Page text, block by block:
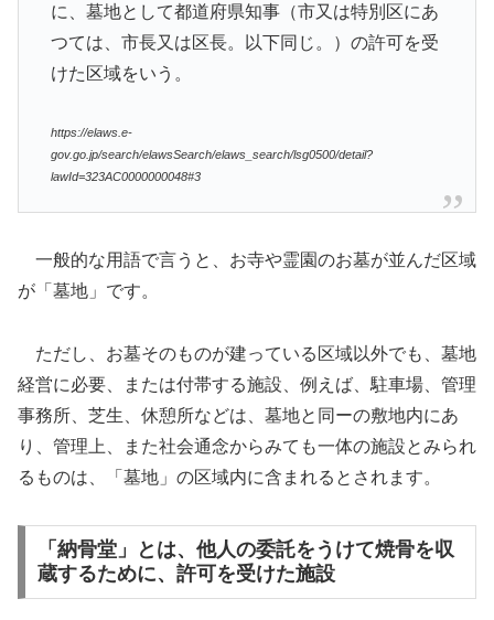
に、墓地として都道府県知事（市又は特別区にあ
つては、市長又は区長。以下同じ。）の許可を受
けた区域をいう。
https://elaws.e-
gov.go.jp/search/elawsSearch/elaws_search/lsg0500/detail?
lawId=323AC0000000048#3
一般的な用語で言うと、お寺や霊園のお墓が並んだ区域
が「墓地」です。
ただし、お墓そのものが建っている区域以外でも、墓地
経営に必要、または付帯する施設、例えば、駐車場、管理
事務所、芝生、休憩所などは、墓地と同ーの敷地内にあ
り、管理上、また社会通念からみても一体の施設とみられ
るものは、「墓地」の区域内に含まれるとされます。
「納骨堂」とは、他人の委託をうけて焼骨を収
蔵するために、許可を受けた施設